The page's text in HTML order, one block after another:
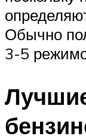
Обычно
3-5